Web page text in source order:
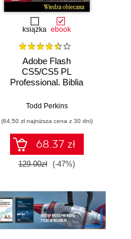
książka ebook
Adobe Flash
CS5/CS5 PL
Professional. Biblia
Todd Perkins
(64,50 zł najniższa cena z 30 dni)
68.37 zł
129.00zł (-47%)